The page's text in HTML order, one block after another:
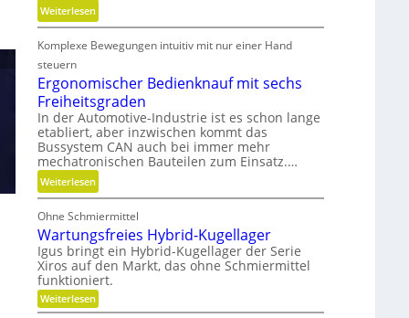
n
t
e
n
i
k
f
a
b
ä
l
l
e
v
e
r
e
i
d
e
n
Weiterlesen:
G
e
i
r
b
e
l
t
u
n
d
n
i
c
h
t
Komplexe Bewegungen intuitiv mit nur einer Hand
steuern
Ergonomischer Bedienknauf mit sechs
Freiheitsgraden
In der Automotive-Industrie ist es schon lange
etabliert, aber inzwischen kommt das
Bussystem CAN auch bei immer mehr
mechatronischen Bauteilen zum Einsatz.…
Weiterlesen:
E
r
g
o
n
o
m
Ohne Schmiermittel
Wartungsfreies Hybrid-Kugellager
Igus bringt ein Hybrid-Kugellager der Serie
Xiros auf den Markt, das ohne Schmiermittel
funktioniert.
Weiterlesen:
W